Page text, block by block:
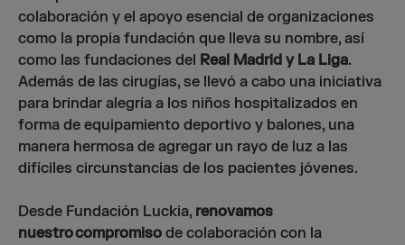
colaboración y el apoyo esencial de organizaciones
como la propia fundación que lleva su nombre, así
como las fundaciones del Real Madrid y La Liga.
Además de las cirugías, se llevó a cabo una iniciativa
para brindar alegría a los niños hospitalizados en
forma de equipamiento deportivo y balones, una
manera hermosa de agregar un rayo de luz a las
difíciles circunstancias de los pacientes jóvenes.
Desde Fundación Luckia, renovamos
nuestro compromiso de colaboración con la